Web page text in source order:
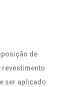
de
revestimento
ser aplicado